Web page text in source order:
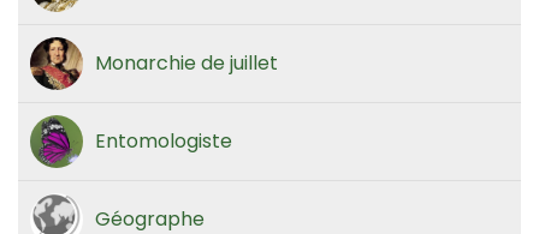
Monarchie de juillet
Entomologiste
Géographe